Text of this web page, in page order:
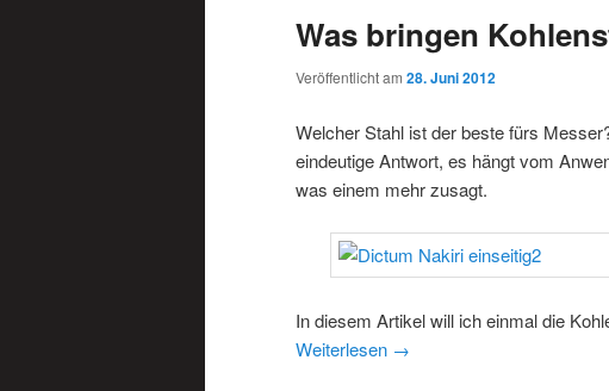
wechseln
Was bringen
Veröffentlicht am 28. Juni 2012
Welcher Stahl ist der beste fürs
eindeutige Antwort, es hängt vom
was einem mehr zusagt.
In diesem Artikel will ich einmal die
Weiterlesen →